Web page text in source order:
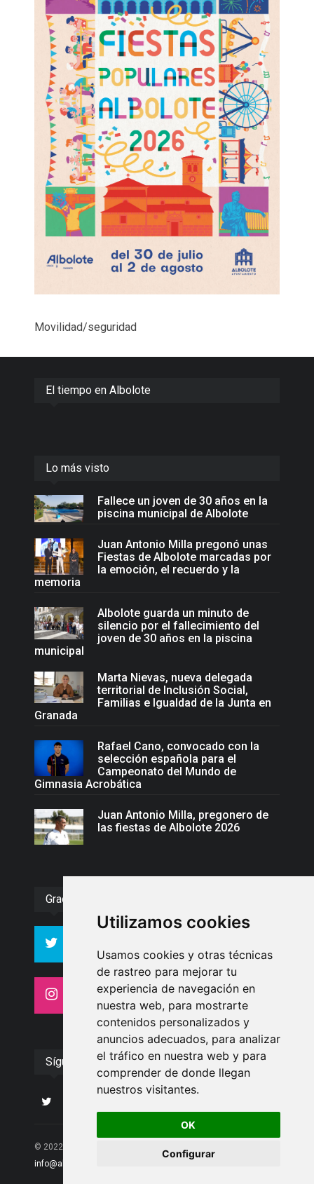
Utilizamos cookies
Usamos cookies y otras técnicas
de rastreo para mejorar tu
experiencia de navegación en
nuestra web, para mostrarte
contenidos personalizados y
anuncios adecuados, para analizar
el tráfico en nuestra web y para
comprender de donde llegan
nuestros visitantes.
OK
Configurar
Movilidad/seguridad
El tiempo en Albolote
Lo más visto
Fallece un joven de 30 años en la
piscina municipal de Albolote
Juan Antonio Milla pregonó unas
Fiestas de Albolote marcadas por
la emoción, el recuerdo y la
memoria
Albolote guarda un minuto de
silencio por el fallecimiento del
joven de 30 años en la piscina
municipal
Marta Nievas, nueva delegada
territorial de Inclusión Social,
Familias e Igualdad de la Junta en
Granada
Rafael Cano, convocado con la
selección española para el
Campeonato del Mundo de
Gimnasia Acrobática
Juan Antonio Milla, pregonero de
las fiestas de Albolote 2026
Gracias :)
Seguidores
Seguidores
4413
Seguidores
26
Seguidores
Síguenos
© 2022 Albolote Información | 958 468 669 | Email:
info@alboloteinformacion.com